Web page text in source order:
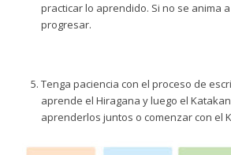
practicar lo aprendido. Si no se anima
progresar.
Tenga paciencia con el proceso de
aprende el Hiragana y luego el
aprenderlos juntos o comenzar con el